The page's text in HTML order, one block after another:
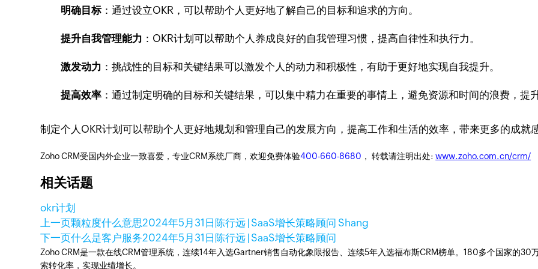
明确目标：通过设立OKR，可以帮助个人更好地了解自己的目标和追求的方向。
提升自我管理能力 ：OKR计划可以帮助个人养成良好的自我管理习惯，提高自律性和执行力。
激发动力 ：挑战性的目标和关键结果可以激发个人的动力和积极性，有助于更好地实现自我提升。
提高效率 ：通过制定明确的目标和关键结果，可以集中精力在重要的事情上，避免资源和时间的浪费，提
制定个人OKR计划可以帮助个人更好地规划和管理自己的发展方向，提高工作和生活的效率，带来更多的成就
Zoho CRM受国内外企业一致喜爱，专业CRM系统厂商，欢迎免费体验400-660-8680 ， 转载请注明出处:www.zoho.com.cn/crm/
相关话题
okr计划
上一页颗粒度什么意思2024年5月31日 陈行远 | SaaS增长策略顾问 Shang
下一页什么是客户服务2024年5月31日 陈行远 | SaaS增长策略顾问
Zoho CRM是一款在线CRM管理系统，连续14年入选Gartner销售自动化象限报告、连续5年入选福布斯CRM榜单。180多个国家的30
索转化率，实现业绩增长。